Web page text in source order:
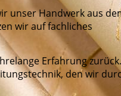
unser Handwerk aus
wir auf fachliches
Erfahrung
den wir